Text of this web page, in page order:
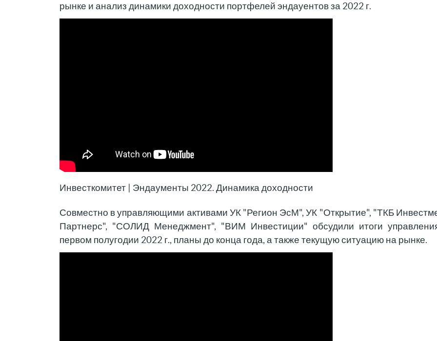
рынке и анализ динамики доходности портфелей эндауентов за 2022 г.
Инвесткомитет | Эндаументы 2022. Динамика доходности
Совместно в управляющими активами УК "Регион ЭсМ", УК "Открытие", "ТКБ
Партнерс", "СОЛИД Менеджмент", "ВИМ Инвестиции" обсудили итоги
первом полугодии 2022 г., планы до конца года, а также текущую ситуацию на рынке.